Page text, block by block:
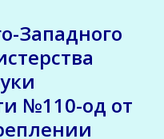
Западного
№110-од от